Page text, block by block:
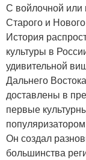
С войлочной или
Старого и
История
культуры в
удивительной
Дальнего
доставлены в
первые
Он создал
большинства